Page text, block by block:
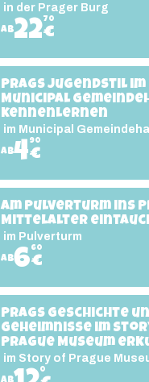
in der Prager Burg
ab2270
€
Prags Jugendstil im
Municipal
kennenlernen
im Municipal
ab4 90
€
Am Pulverturm ins
Mittelalter
im Pulverturm
ab6 60
€
Prags Geschichte
Geheimnisse im
Prague Museum
im Story of Prague
0